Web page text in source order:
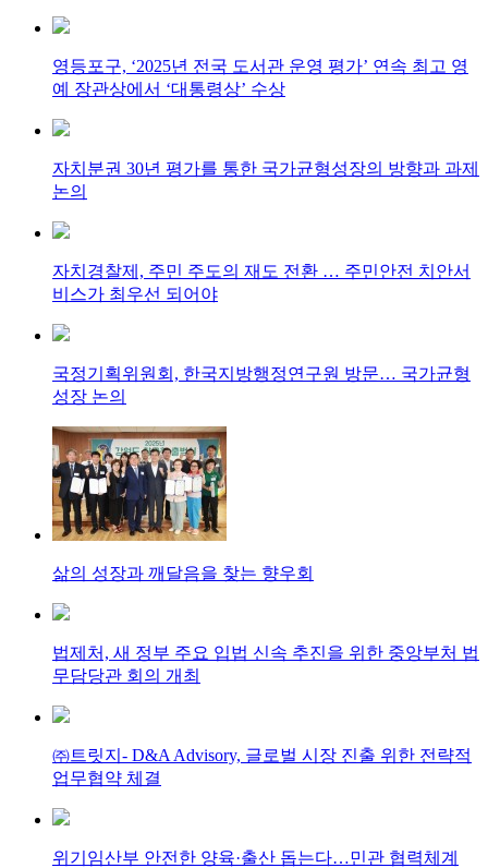
영등포구, ‘2025년 전국 도서관 운영 평가’ 연속 최고 영
예 장관상에서 ‘대통령상’ 수상
자치분권 30년 평가를 통한 국가균형성장의 방향과 과제
논의
자치경찰제, 주민 주도의 재도 전환 … 주민안전 치안서
비스가 최우선 되어야
국정기획위원회, 한국지방행정연구원 방문… 국가균형
성장 논의
삶의 성장과 깨달음을 찾는 향우회
법제처, 새 정부 주요 입법 신속 추진을 위한 중앙부처 법
무담당관 회의 개최
㈜트릿지- D&A Advisory, 글로벌 시장 진출 위한 전략적
업무협약 체결
위기임산부 안전한 양육·출산 돕는다…민관 협력체계